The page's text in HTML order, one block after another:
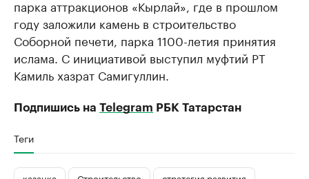
парка аттракционов «Кырлай», где в прошлом
году заложили камень в строительство
Соборной печети, парка 1100-летия принятия
ислама. С инициативой выступил муфтий РТ
Камиль хазрат Самигуллин.
Подпишись на Telegram РБК Татарстан
Теги